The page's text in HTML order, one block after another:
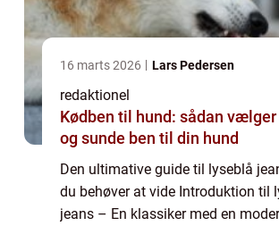
16 marts 2026 Lars Pedersen
redaktionel
Kødben til hund: sådan vælger
og sunde ben til din hund
Den ultimative guide til lyseblå
du behøver at vide Introduktion til
jeans – En klassiker med en